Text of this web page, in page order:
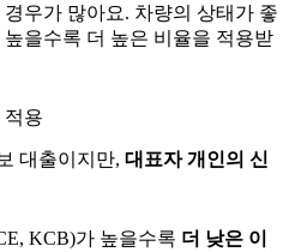
우가 많아요. 차량의 상태가 좋
을수록 더 높은 비율을 적용받
적용
대출이지만, 대표자 개인의 신
KCB)가 높을수록 더 낮은 이